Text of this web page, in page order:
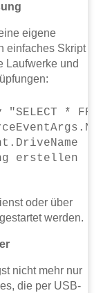
eigene
einfaches Skript
Laufwerke und
*
erstellen
oder über
werden.
nicht mehr nur
die per USB-